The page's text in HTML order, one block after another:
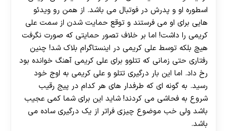
اسطوره او و پدرش در فوتبال می باشد. از همن رو ویدئو
هایی برای او می فرستند و توقع حمایت شدن از سمت علی
کریمی را داشت! اما بر خلاف تصور حمایتی که صورت نگرفت
هیچ بلکه توسط علی کریمی در اینستاگرام بلاک شد! چنین
رفتاری حتی زمانی که تتلوو برای علی کریمی آهنگ خوانده بود
رخ داد. اما این بار درگیری تتلو و علی کریمی به اوج خود
رسید. به گونه ای که طرفدار های هر کدام در پیج رقیب
شروع به فحاشی می کردند! شاید این برای شما کمی عجیب
باشد ولی خب موضوع چیزی فراتر از یک درگیری ساده می
باشد.